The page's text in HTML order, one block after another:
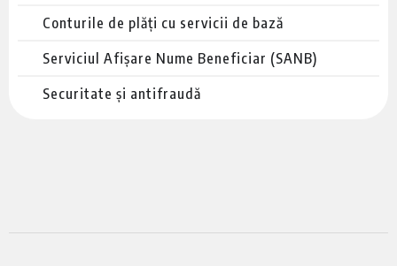
Conturile de plăți cu servicii de bază
Serviciul Afișare Nume Beneficiar (SANB)
Securitate și antifraudă